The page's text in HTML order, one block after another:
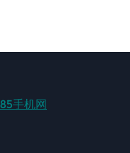
手机网